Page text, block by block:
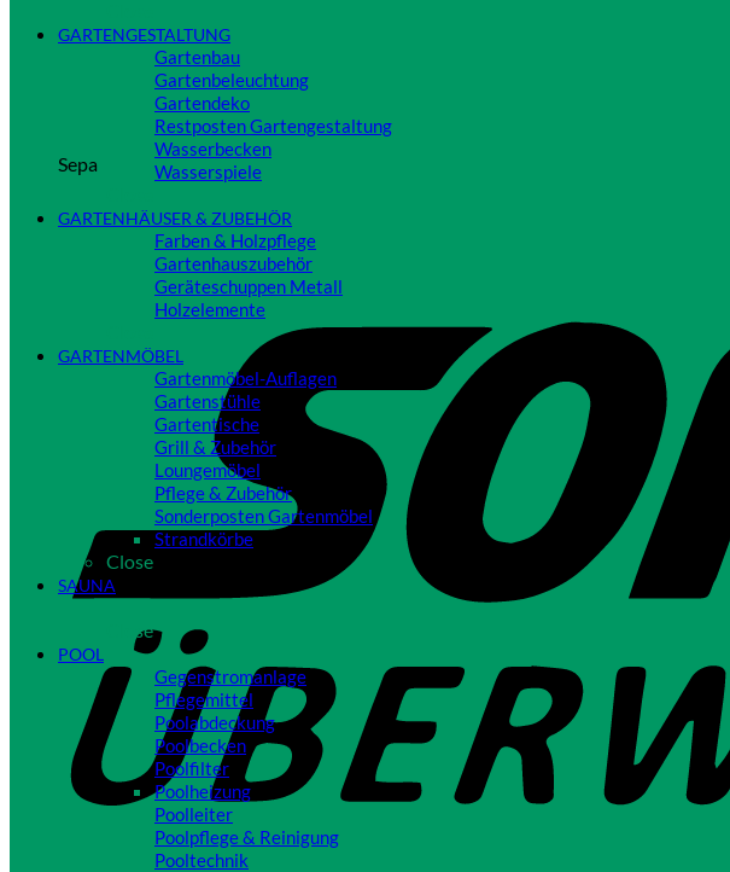
Sepa
GARTENGESTALTUNG
Gartenbau
Gartenbeleuchtung
Gartendeko
Restposten Gartengestaltung
Wasserbecken
Wasserspiele
GARTENHÄUSER & ZUBEHÖR
Farben & Holzpflege
Gartenhauszubehör
Geräteschuppen Metall
Holzelemente
GARTENMÖBEL
Gartenmöbel-Auflagen
Gartenstühle
Gartentische
Grill & Zubehör
Loungemöbel
Pflege & Zubehör
Sonderposten Gartenmöbel
Strandkörbe
Close
SAUNA
Close
POOL
Gegenstromanlage
Pflegemittel
Poolabdeckung
Poolbecken
Poolfilter
Poolheizung
Poolleiter
Poolpflege & Reinigung
Pooltechnik